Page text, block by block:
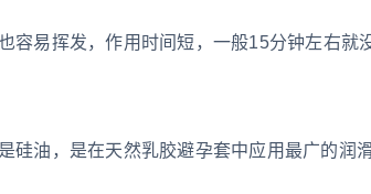
容易挥发，作用时间短，一般15分钟左右就
硅油，是在天然乳胶避孕套中应用最广的润滑